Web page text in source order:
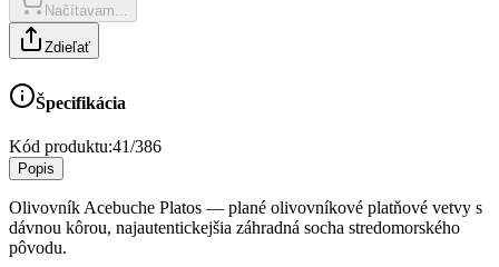
Načítavam...
Zdieľať
Špecifikácia
Kód produktu:41/386
Popis
Olivovník Acebuche Platos — plané olivovníkové platňové vetvy s
dávnou kôrou, najautentickejšia záhradná socha stredomorského
pôvodu.